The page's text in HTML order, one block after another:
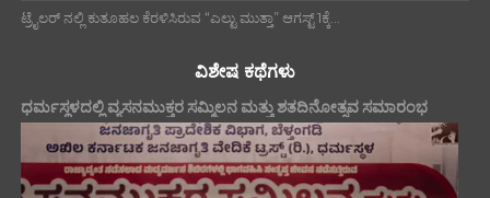
ಟ್ರೈಲರ್ ನಲ್ಲಿ ಕುತೂಹಲ ಕೆರಳಿಸಿರುವ “ಎಲ್ಟು ಮುತ್ತಾ” ಆಗಸ್ಟ್ 1ಕ್ಕೆ...
ವಿಶೇಷ ಕಥೆಗಳು
ಧರ್ಮಸ್ಥಳದಲ್ಲಿ ವ್ಯಸನಮುಕ್ತರ ಸಮ್ಮಿಲನ ಮತ್ತು ಶತದಿನೋತ್ಸವ ಸಮಾರಂಭ